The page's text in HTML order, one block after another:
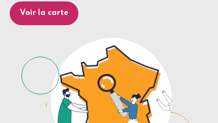
Voir la carte